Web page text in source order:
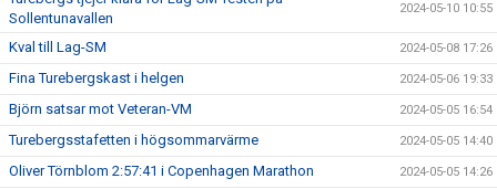
Sollentunavallen
2024-05-10 10:55
Kval till Lag-SM 2024-05-08 17:26
Fina Turebergskast i helgen 2024-05-06 19:33
Björn satsar mot Veteran-VM 2024-05-05 16:54
Turebergsstafetten i högsommarvärme 2024-05-05 14:40
Oliver Törnblom 2:57:41 i Copenhagen Marathon 2024-05-05 14:26